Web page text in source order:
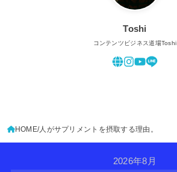
Toshi
コンテンツビジネス道場Toshi
HOME 人がサプリメントを摂取する理由。
2026年8月